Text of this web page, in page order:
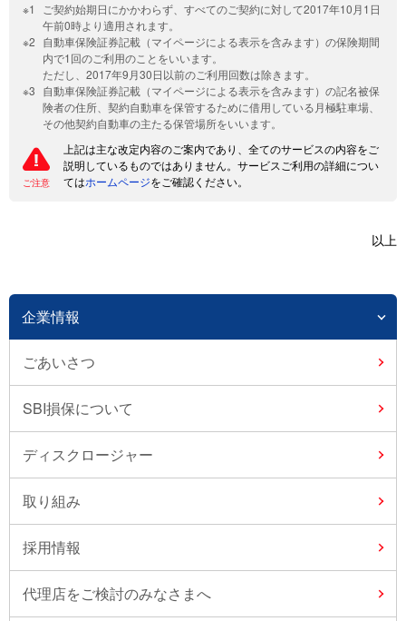
ご契約始期日にかかわらず、すべてのご契約に対して2017年10月1日
午前0時より適用されます。
自動車保険証券記載（マイページによる表示を含みます）の保険期間
内で1回のご利用のことをいいます。
ただし、2017年9月30日以前のご利用回数は除きます。
自動車保険証券記載（マイページによる表示を含みます）の記名被保
険者の住所、契約自動車を保管するために借用している月極駐車場、
その他契約自動車の主たる保管場所をいいます。
ご注意
上記は主な改定内容のご案内であり、全てのサービスの内容をご
説明しているものではありません。サービスご利用の詳細につい
てはホームページをご確認ください。
以上
企業情報
ごあいさつ
SBI損保について
ディスクロージャー
取り組み
採用情報
代理店をご検討のみなさまへ